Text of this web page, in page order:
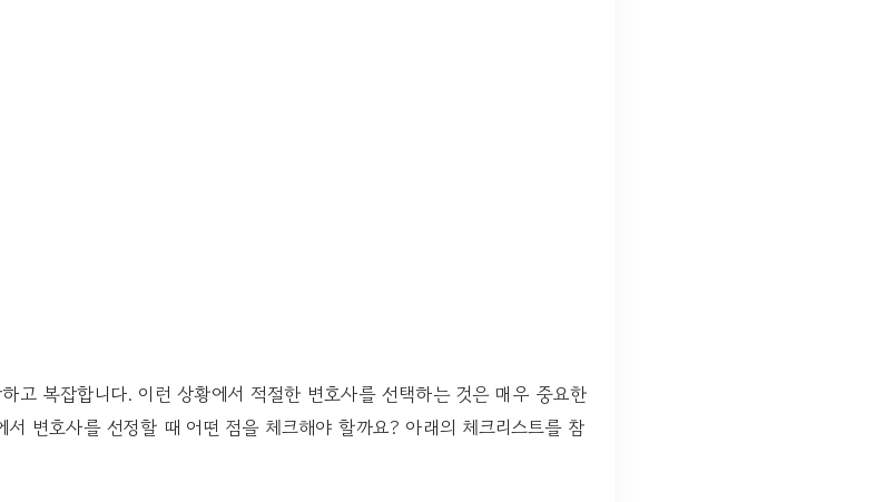
고 복잡합니다. 이런 상황에서 적절한 변호사를 선택하는 것은 매우 중요한
서 변호사를 선정할 때 어떤 점을 체크해야 할까요? 아래의 체크리스트를 참